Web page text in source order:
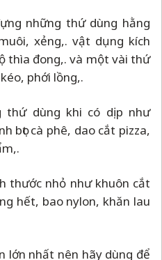
những thứ dùng hằng
xẻng,. vật dụng kích
thìa đong,. và một vài thứ
phới lồng,.
dùng khi có dịp như
bọt cà phê, dao cắt pizza,
thước nhỏ như khuôn cắt
hết, bao nylon, khăn lau
lớn nhất nên hãy dùng để